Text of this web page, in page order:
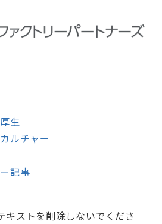
生
ルチャー
記事
キストを削除しないでくださ